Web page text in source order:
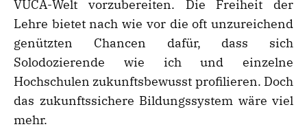
VUCA-Welt vorzubereiten. Die Freiheit der
Lehre bietet nach wie vor die oft unzureichend
genützten Chancen dafür, dass sich
Solodozierende wie ich und einzelne
Hochschulen zukunftsbewusst profilieren. Doch
das zukunftssichere Bildungssystem wäre viel
mehr.